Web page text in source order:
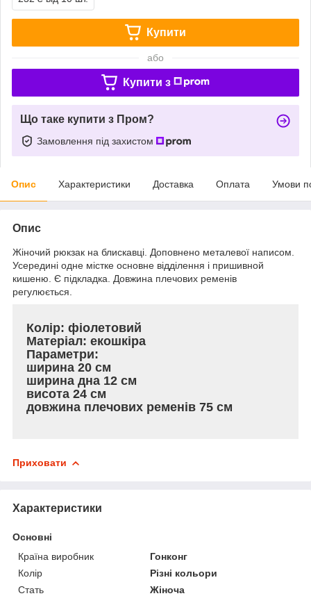
Купити
або
Купити з
Що таке купити з Пром?
Замовлення під захистом
Опис Характеристики Доставка Оплата Умови
Опис
Жіночий рюкзак на блискавці. Доповнено металевої написом.
Усередині одне містке основне відділення і пришивной
кишеню. Є підкладка. Довжина плечових ременів
регулюється.
Колір: фіолетовий
Матеріал: екошкіра
Параметри:
ширина 20 см
ширина дна 12 см
висота 24 см
довжина плечових ременів 75 см
Приховати
Характеристики
Основні
Країна виробник
Гонконг
Колір
Різні кольори
Стать
Жіноча